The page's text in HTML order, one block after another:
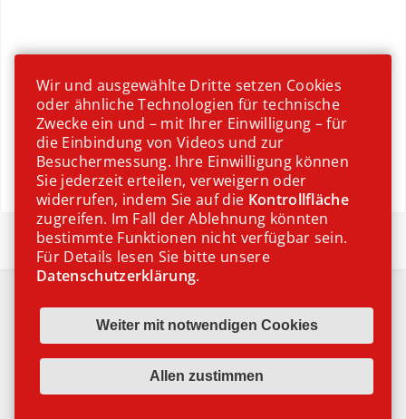
Kaffeejause
IMPRESSUM
DATENSCHUTZ
COOKIE EINSTELLUNGEN
Wir und ausgewählte Dritte setzen Cookies
oder ähnliche Technologien für technische
Zwecke ein und – mit Ihrer Einwilligung – für
die Einbindung von Videos und zur
Besuchermessung. Ihre Einwilligung können
Sie jederzeit erteilen, verweigern oder
widerrufen, indem Sie auf die Kontrollfläche
zugreifen. Im Fall der Ablehnung könnten
bestimmte Funktionen nicht verfügbar sein.
Für Details lesen Sie bitte unsere
Datenschutzerklärung.